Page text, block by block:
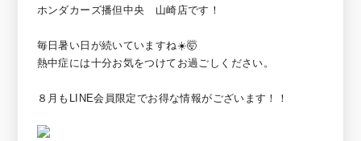
ホンダカーズ播但中央 山崎店です！
毎日暑い日が続いていますね☀️🤯
熱中症には十分お気をつけてお過ごしください。
８月もLINE会員限定でお得な情報がございます！！